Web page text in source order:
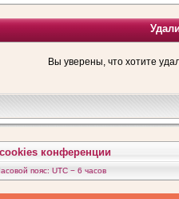
Вы уверены, что хотите
конференции
пояс: UTC − 6 часов